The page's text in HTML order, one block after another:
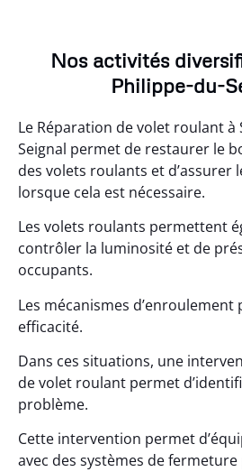
Nos activités
Philippe-du-
Le Réparation de volet roulant à
Seignal permet de restaurer le
des volets roulants et d’assurer
lorsque cela est nécessaire.
Les volets roulants permettent
contrôler la luminosité et de
occupants.
Les mécanismes
efficacité.
Dans ces situations, une
de volet roulant permet
problème.
Cette intervention permet
avec des systèmes de